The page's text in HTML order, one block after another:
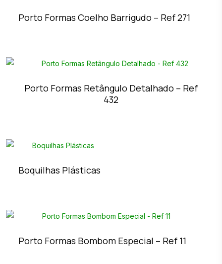
Porto Formas Coelho Barrigudo – Ref 271
Porto Formas Retângulo Detalhado – Ref
432
Boquilhas Plásticas
Porto Formas Bombom Especial – Ref 11